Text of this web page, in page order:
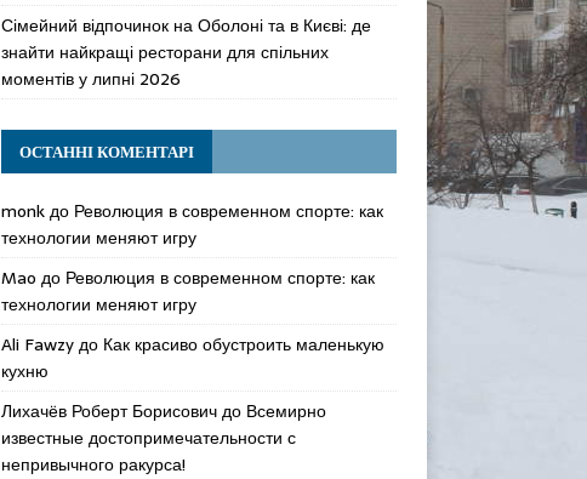
Сімейний відпочинок на Оболоні та в Києві: де
знайти найкращі ресторани для спільних
моментів у липні 2026
ОСТАННІ КОМЕНТАРІ
monkдо Революция в современном спорте: как
технологии меняют игру
Mao до Революция в современном спорте: как
технологии меняют игру
Ali Fawzyдо Как красиво обустроить маленькую
кухню
Лихачёв Роберт Борисовичдо Всемирно
известные достопримечательности с
непривычного ракурса!